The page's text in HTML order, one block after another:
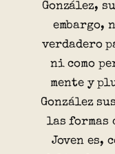
González,
embargo,
verdadero
ni como
mente y
González
las formas
Joven es,